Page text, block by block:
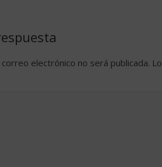
electrónico no será publicada.